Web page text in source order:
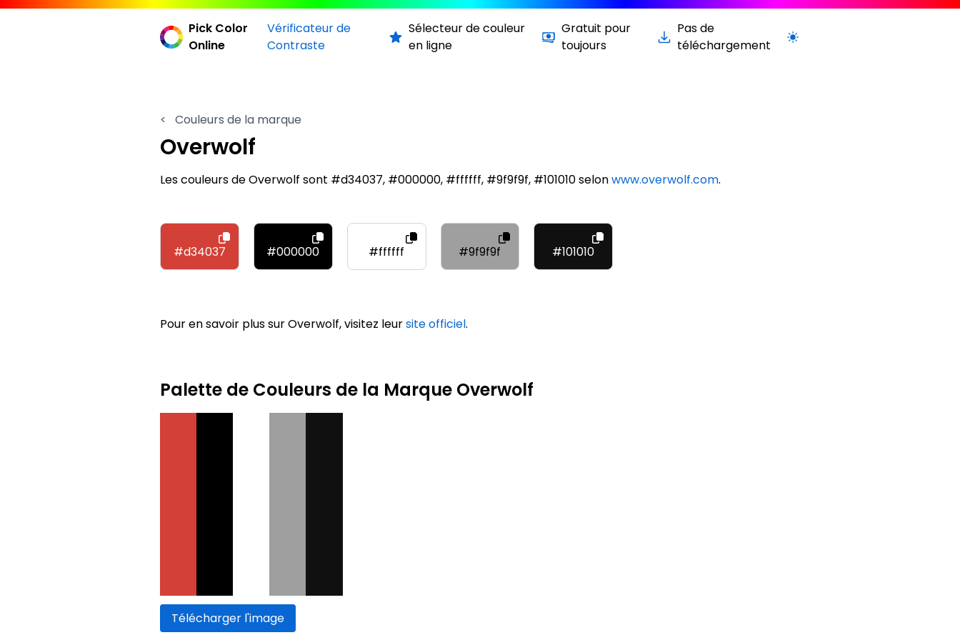
Pick Color
Online
Vérificateur de
Contraste
Sélecteur de couleur
en ligne
Gratuit pour
toujours
Pas de
téléchargement
Passer à la version claire / sombre
< Couleurs de la marque
Overwolf
Les couleurs de Overwolf sont #d34037, #000000, #ffffff, #9f9f9f, #101010 selonwww.overwolf.com.
#d34037 #000000 #ffffff #9f9f9f #101010
Pour en savoir plus sur Overwolf, visitez leursite officiel.
Palette de Couleurs de la Marque Overwolf
Télécharger l'image